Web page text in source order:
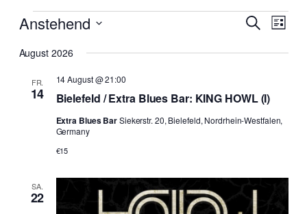
Veranstaltungen SucheListe
Anstehend
wählen.
August 2026
FR.
14 Bielefeld / Extra Blues Bar: KING HOWL (I)
14 August @ 21:00
Extra Blues BarSiekerstr. 20, Bielefeld, Nordrhein-Westfalen,
Germany
€15
SA.
22